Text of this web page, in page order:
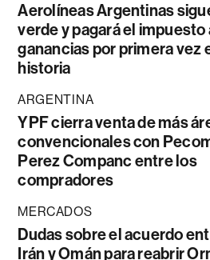
Aerolíneas Argentinas
verde y pagará el impuesto
ganancias por primera vez
historia
ARGENTINA
YPF cierra venta de más
convencionales con
Perez Companc entre los
compradores
MERCADOS
Dudas sobre el acuerdo
Irán y Omán para reabrir